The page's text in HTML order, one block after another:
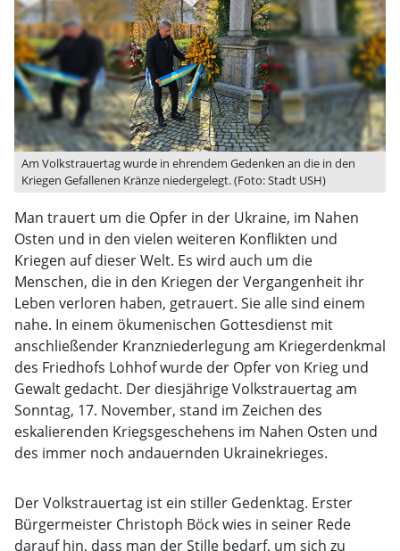
Am Volkstrauertag wurde in ehrendem Gedenken an die in den
Kriegen Gefallenen Kränze niedergelegt. (Foto: Stadt USH)
Man trauert um die Opfer in der Ukraine, im Nahen
Osten und in den vielen weiteren Konflikten und
Kriegen auf dieser Welt. Es wird auch um die
Menschen, die in den Kriegen der Vergangenheit ihr
Leben verloren haben, getrauert. Sie alle sind einem
nahe. In einem ökumenischen Gottesdienst mit
anschließender Kranzniederlegung am Kriegerdenkmal
des Friedhofs Lohhof wurde der Opfer von Krieg und
Gewalt gedacht. Der diesjährige Volkstrauertag am
Sonntag, 17. November, stand im Zeichen des
eskalierenden Kriegsgeschehens im Nahen Osten und
des immer noch andauernden Ukrainekrieges.
Der Volkstrauertag ist ein stiller Gedenktag. Erster
Bürgermeister Christoph Böck wies in seiner Rede
darauf hin, dass man der Stille bedarf, um sich zu